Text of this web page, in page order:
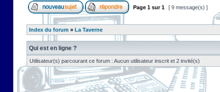
Page 1 sur1 [ 9 message(s) ]
Index du forum » La Taverne
Qui est en ligne ?
Utilisateur(s) parcourant ce forum : Aucun utilisateur inscrit et 2 invité(s)